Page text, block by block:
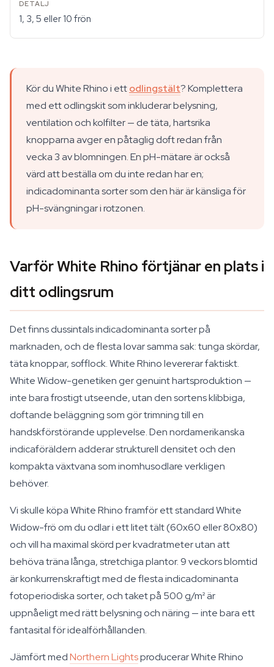
1, 3, 5 eller 10 frön
Kör du White Rhino i ettodlingstält? Komplettera
med ett odlingskit som inkluderar belysning,
ventilation och kolfilter — de täta, hartsrika
knopparna avger en påtaglig doft redan från
vecka 3 av blomningen. En pH-mätare är också
värd att beställa om du inte redan har en;
indicadominanta sorter som den här är känsliga för
pH-svängningar i rotzonen.
Varför White Rhino förtjänar en plats i
ditt odlingsrum
Det finns dussintals indicadominanta sorter på
marknaden, och de flesta lovar samma sak: tunga skördar,
täta knoppar, sofflock. White Rhino levererar faktiskt.
White Widow-genetiken ger genuint hartsproduktion —
inte bara frostigt utseende, utan den sortens klibbiga,
doftande beläggning som gör trimning till en
handskförstörande upplevelse. Den nordamerikanska
indicaföräldern adderar strukturell densitet och den
kompakta växtvana som inomhusodlare verkligen
behöver.
Vi skulle köpa White Rhino framför ett standard White
Widow-frö om du odlar i ett litet tält (60x60 eller 80x80)
och vill ha maximal skörd per kvadratmeter utan att
behöva träna långa, stretchiga plantor. 9 veckors blomtid
är konkurrenskraftigt med de flesta indicadominanta
fotoperiodiska sorter, och taket på 500 g/m² är
uppnåeligt med rätt belysning och näring — inte bara ett
fantasital för idealförhållanden.
Jämfört medNorthern Lightsproducerar White Rhino